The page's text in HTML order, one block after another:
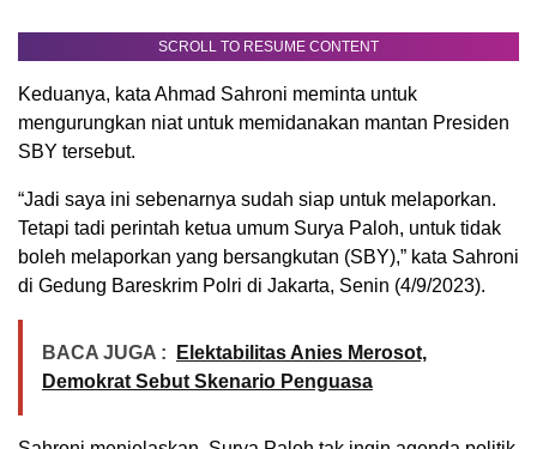
SCROLL TO RESUME CONTENT
Keduanya, kata Ahmad Sahroni meminta untuk
mengurungkan niat untuk memidanakan mantan Presiden
SBY tersebut.
“Jadi saya ini sebenarnya sudah siap untuk melaporkan.
Tetapi tadi perintah ketua umum Surya Paloh, untuk tidak
boleh melaporkan yang bersangkutan (SBY),” kata Sahroni
di Gedung Bareskrim Polri di Jakarta, Senin (4/9/2023).
BACA JUGA :
Elektabilitas Anies Merosot,
Demokrat Sebut Skenario Penguasa